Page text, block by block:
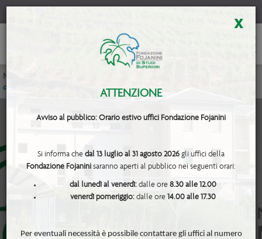
x
ATTENZIONE
Avviso al pubblico: Orario estivo uffici Fondazione Fojanini
Si informa che dal 13 luglio al 31 agosto 2026 gli uffici della
Fondazione Fojanini saranno aperti al pubblico nei seguenti orari:
dal lunedì al venerdì:dalle ore 8.30 alle 12.00
venerdì pomeriggio:dalle ore 14.00 alle 17.30
Per eventuali necessità è possibile contattare gli uffici al numero
News
determinato
- Avviso di selezione pubblica per
assunzione a tempo determinato -